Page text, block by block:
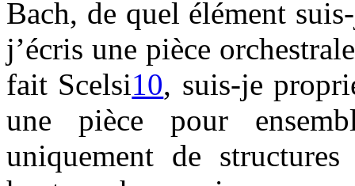
Bach, de quel élément
j’écris une pièce
fait Scelsi10, suis-je
une pièce pour
uniquement de